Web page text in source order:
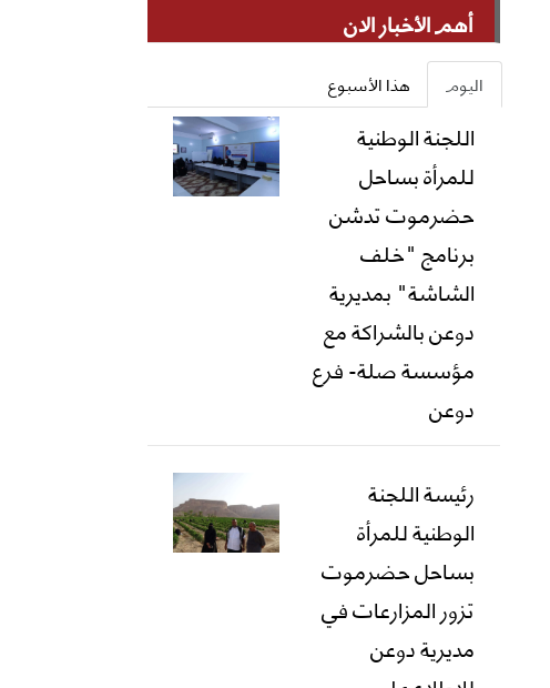
أهم الأخبار الان
اليوم هذا الأسبوع
اللجنة الوطنية
للمرأة بساحل
حضرموت تدشن
برنامج "خلف
الشاشة" بمديرية
دوعن بالشراكة مع
مؤسسة صلة- فرع
دوعن
رئيسة اللجنة
الوطنية للمرأة
بساحل حضرموت
تزور المزارعات في
مديرية دوعن